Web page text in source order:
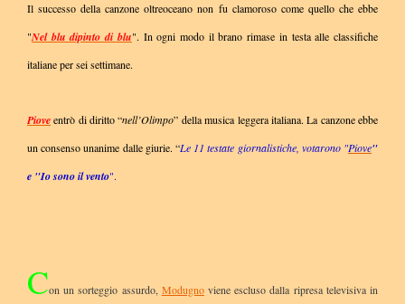
Il successo della canzone oltreoceano non fu clamoroso come quello che ebbe
"Nel blu dipinto di blu". In ogni modo il brano rimase in testa alle classifiche
italiane per sei settimane.
Pioveentrò di diritto “nell’Olimpo” della musica leggera italiana. La canzone ebbe
un consenso unanime dalle giurie. “Le 11 testate giornalistiche, votarono "Piove"
e "Io sono il vento".
Con un sorteggio assurdo, Modugnoviene escluso dalla ripresa televisiva in